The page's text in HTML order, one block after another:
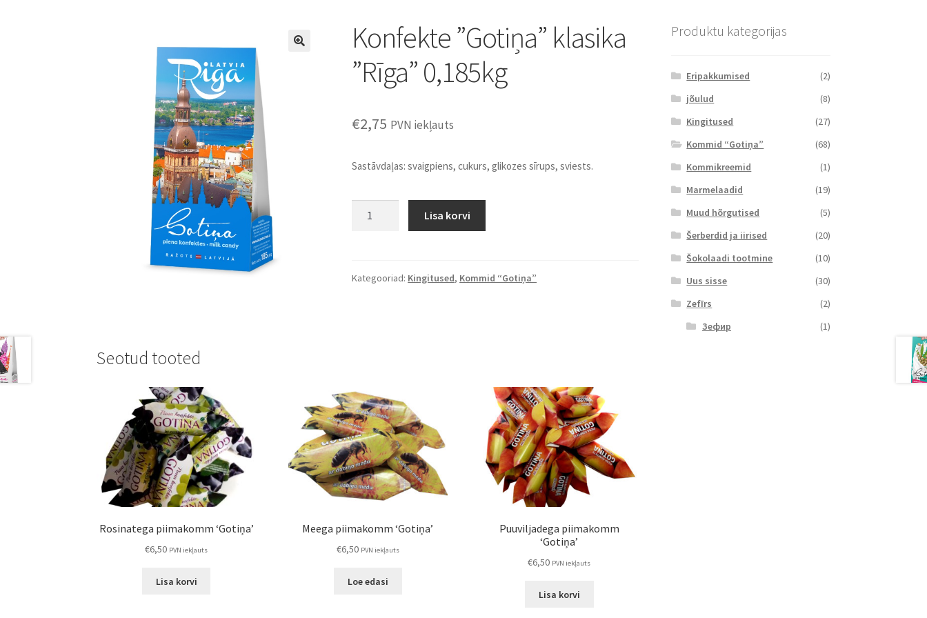
Konfekte ”Gotiņa” klasika
”Rīga” 0,185kg
€2,75 PVN iekļauts
Sastāvdaļas: svaigpiens, cukurs, glikozes sīrups, sviests.
0,185kg
Lisa korvi
Kategooriad: Kingitused, Kommid “Gotiņa”
Seotud tooted
Rosinatega piimakomm ‘Gotiņa’
€6,50 PVN iekļauts
Lisa korvi
Meega piimakomm ‘Gotiņa’
€6,50 PVN iekļauts
Loe edasi
Puuviljadega piimakomm
‘Gotiņa’
€6,50 PVN iekļauts
Lisa korvi
Produktu kategorijas
Eripakkumised
(2)
jõulud
(8)
Kingitused
(27)
Kommid “Gotiņa”
(68)
Kommikreemid
(1)
Marmelaadid
(19)
Muud hõrgutised
(5)
Šerberdid ja iirised
(20)
Šokolaadi tootmine
(10)
Uus sisse
(30)
Zefīrs
(2)
Зефир
(1)